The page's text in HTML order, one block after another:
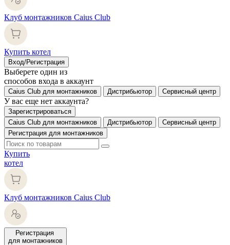
Клуб монтажников Caius Club
Купить котел
Вход/Регистрация
Выберете один из
способов входа в аккаунт
Caius Club для монтажников Дистрибьютор Сервисный центр
У вас еще нет аккаунта?
Зарегистрироваться
Caius Club для монтажников
Дистрибьютор
Сервисный центр
Регистрация для монтажников
Купить
котел
Клуб монтажников Caius Club
Регистрация
для монтажников